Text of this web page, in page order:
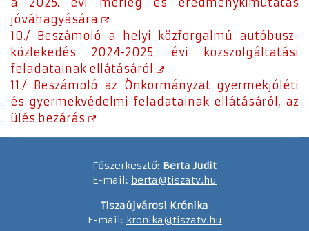
a 2025. évi mérleg és eredménykimutatás
jóváhagyására
10./ Beszámoló a helyi közforgalmú autóbusz-
közlekedés 2024-2025. évi közszolgáltatási
feladatainak ellátásáról
11./ Beszámoló az Önkormányzat gyermekjóléti
és gyermekvédelmi feladatainak ellátásáról, az
ülés bezárás
Főszerkesztő: Berta Judit
E-mail: berta@tiszatv.hu
Tiszaújvárosi Krónika
E-mail: kronika@tiszatv.hu